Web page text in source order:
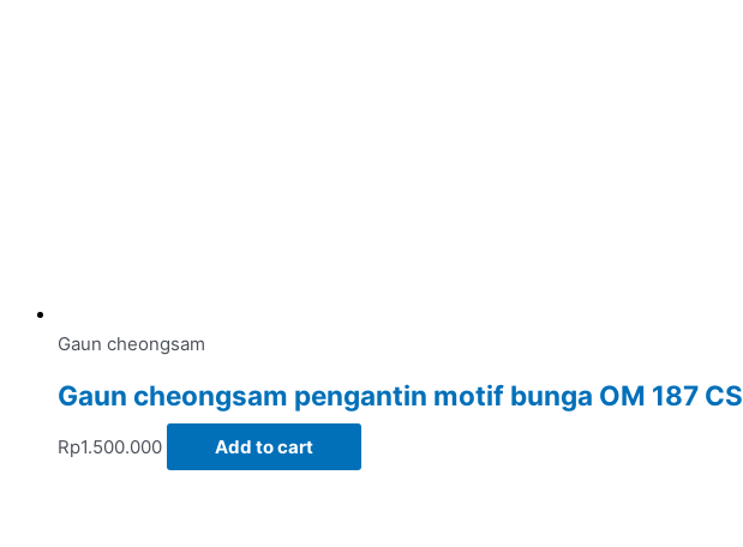
Gaun cheongsam
Gaun cheongsam pengantin motif bunga OM 187 CS
Rp1.500.000 Add to cart